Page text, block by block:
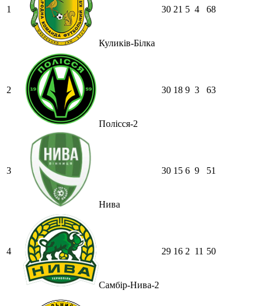
1
Куликів-Білка
30 21 5 4 68
2
Полісся-2
30 18 9 3 63
3
Нива
30 15 6 9 51
4
Самбір-Нива-2
29 16 2 11 50